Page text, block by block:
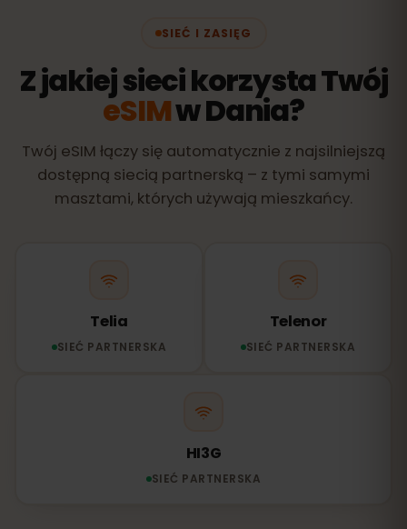
SIEĆ I ZASIĘG
Z jakiej sieci korzysta Twój
eSIMw Dania?
Twój eSIM łączy się automatycznie z najsilniejszą
dostępną siecią partnerską – z tymi samymi
masztami, których używają mieszkańcy.
Telia
SIEĆ PARTNERSKA
Telenor
SIEĆ PARTNERSKA
HI3G
SIEĆ PARTNERSKA